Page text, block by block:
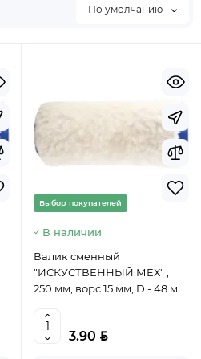
По умолчанию
Выбор покупателей
В наличии
Валик сменный
"ИСКУСТВЕННЫЙ МЕХ" ,
250 мм, ворс 15 мм, D - 48 мм,
СИБРТЕХ, 80119
3.90 BYN